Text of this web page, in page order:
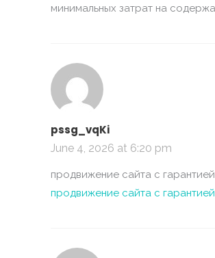
минимальных затрат на
pssg_vqKi
June 4, 2026 at 6:20 pm
продвижение сайта с гарантией
продвижение сайта с гарантией